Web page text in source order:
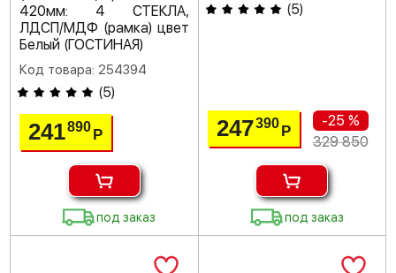
420мм: 4 СТЕКЛА,
ЛДСП/МДФ (рамка) цвет
Белый (ГОСТИНАЯ)
Код товара: 254394
(5)
241890Р
под заказ
(5)
247390 Р
-25 %
329 850
под заказ